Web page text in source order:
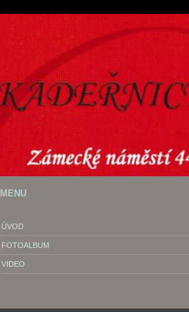
MENU
ÚVOD
FOTOALBUM
VIDEO